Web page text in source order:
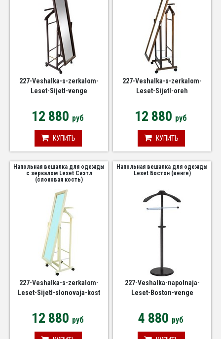
227-Veshalka-s-zerkalom-
Leset-Sijetl-venge
12 880 руб
КУПИТЬ
227-Veshalka-s-zerkalom-
Leset-Sijetl-oreh
12 880 руб
КУПИТЬ
Напольная вешалка для одежды
с зеркалом Leset Сиэтл
(слоновая кость)
227-Veshalka-s-zerkalom-
Leset-Sijetl-slonovaja-kost
12 880 руб
Напольная вешалка для одежды
Leset Бостон (венге)
227-Veshalka-napolnaja-
Leset-Boston-venge
4 880 руб